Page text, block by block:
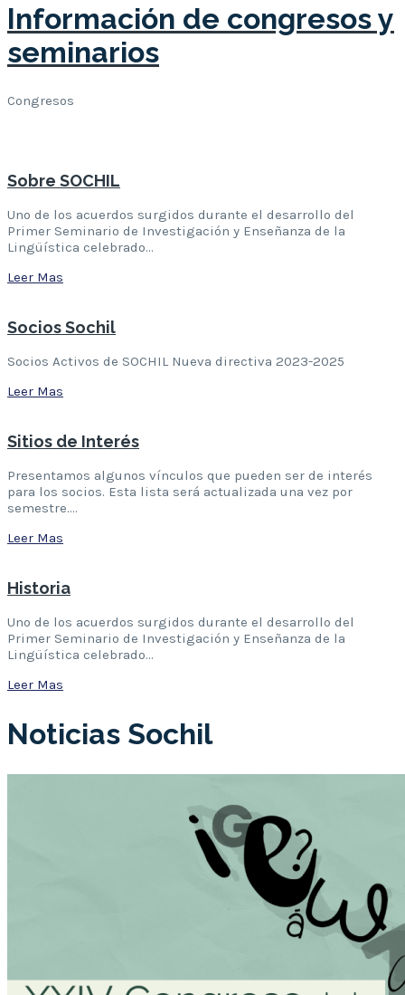
Información de congresos y
seminarios
Congresos
Sobre SOCHIL
Uno de los acuerdos surgidos durante el desarrollo del
Primer Seminario de Investigación y Enseñanza de la
Lingüística celebrado…
Leer Mas
Socios Sochil
Socios Activos de SOCHIL Nueva directiva 2023-2025
Leer Mas
Sitios de Interés
Presentamos algunos vínculos que pueden ser de interés
para los socios. Esta lista será actualizada una vez por
semestre….
Leer Mas
Historia
Uno de los acuerdos surgidos durante el desarrollo del
Primer Seminario de Investigación y Enseñanza de la
Lingüística celebrado…
Leer Mas
Noticias Sochil